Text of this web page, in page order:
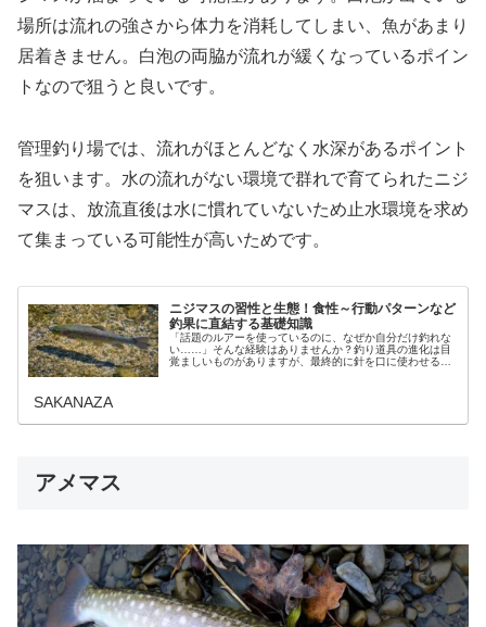
場所は流れの強さから体力を消耗してしまい、魚があまり
居着きません。白泡の両脇が流れが緩くなっているポイン
トなので狙うと良いです。
管理釣り場では、流れがほとんどなく水深があるポイント
を狙います。水の流れがない環境で群れで育てられたニジ
マスは、放流直後は水に慣れていないため止水環境を求め
て集まっている可能性が高いためです。
ニジマスの習性と生態！食性～行動パターンなど
釣果に直結する基礎知識
「話題のルアーを使っているのに、なぜか自分だけ釣れな
い……」そんな経験はありませんか？釣り道具の進化は目
覚ましいものがありますが、最終的に針を口に使わせる相
SAKANAZA
アメマス